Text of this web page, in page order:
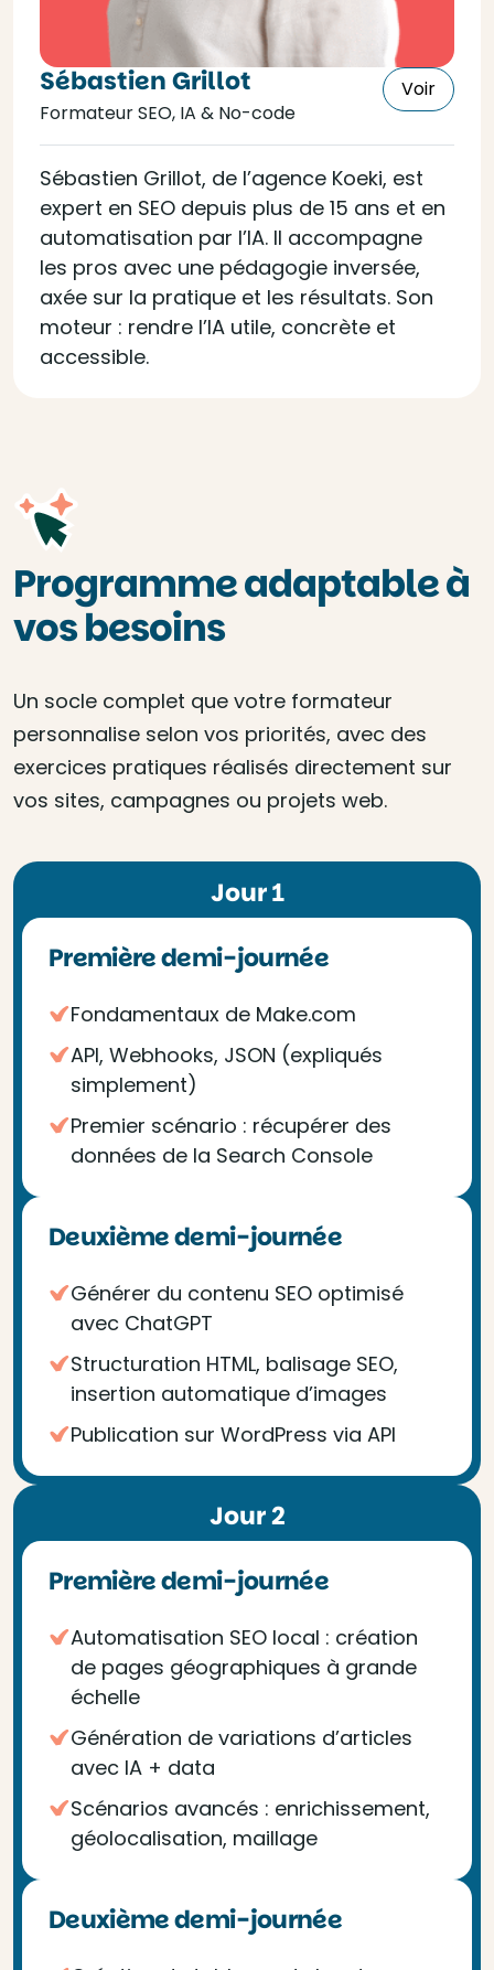
Sébastien Grillot
Formateur SEO, IA & No-code
Voir
Sébastien Grillot, de l’agence Koeki, est
expert en SEO depuis plus de 15 ans et en
automatisation par l’IA. Il accompagne
les pros avec une pédagogie inversée,
axée sur la pratique et les résultats. Son
moteur : rendre l’IA utile, concrète et
accessible.
Programme adaptable à
vos besoins
Un socle complet que votre formateur
personnalise selon vos priorités, avec des
exercices pratiques réalisés directement sur
vos sites, campagnes ou projets web.
Jour 1
Première demi-journée
Fondamentaux de Make.com
API, Webhooks, JSON (expliqués
simplement)
Premier scénario : récupérer des
données de la Search Console
Deuxième demi-journée
Générer du contenu SEO optimisé
avec ChatGPT
Structuration HTML, balisage SEO,
insertion automatique d’images
Publication sur WordPress via API
Jour 2
Première demi-journée
Automatisation SEO local : création
de pages géographiques à grande
échelle
Génération de variations d’articles
avec IA + data
Scénarios avancés : enrichissement,
géolocalisation, maillage
Deuxième demi-journée